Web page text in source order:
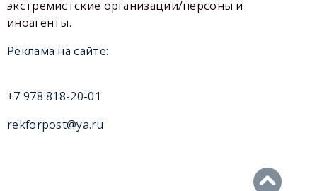
экстремистские организации/персоны и
иноагенты.
Реклама на сайте:
+7 978 818-20-01
rekforpost@ya.ru